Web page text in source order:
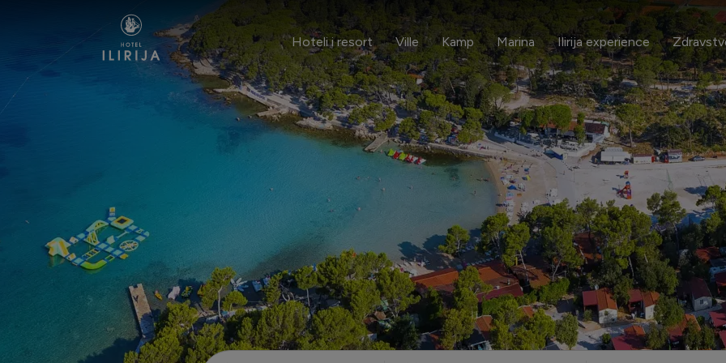
Hoteli i resort Ville Kamp Marina Ilirija experience